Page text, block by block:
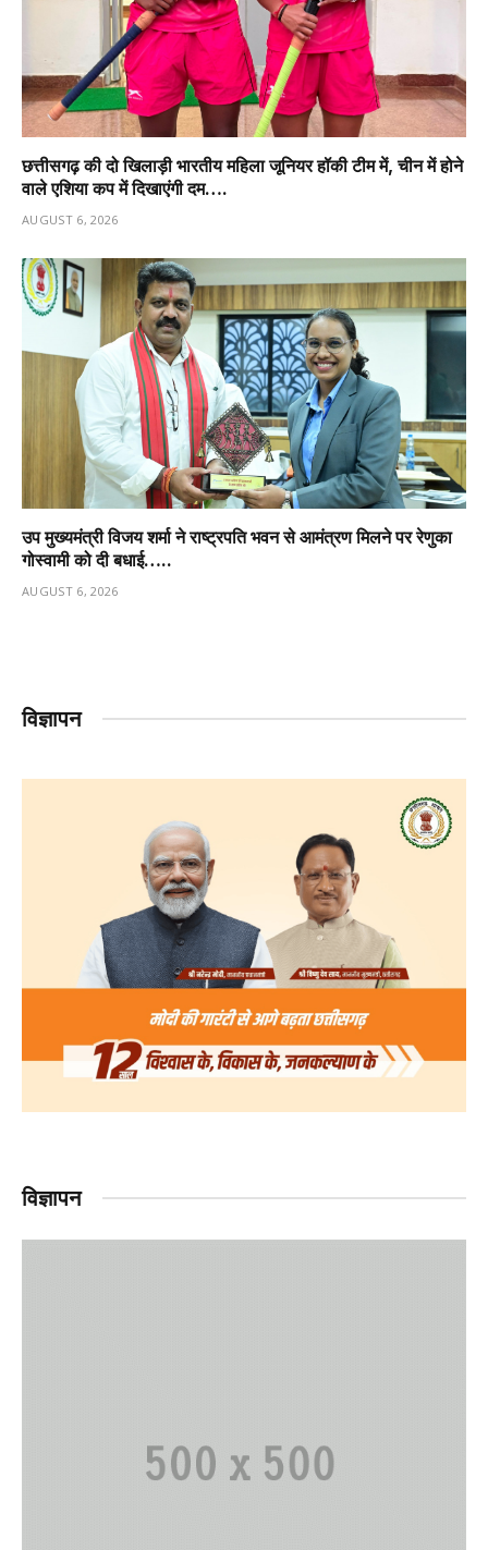
छत्तीसगढ़ की दो खिलाड़ी भारतीय महिला जूनियर हॉकी टीम में, चीन में होने
वाले एशिया कप में दिखाएंगी दम….
AUGUST 6, 2026
उप मुख्यमंत्री विजय शर्मा ने राष्ट्रपति भवन से आमंत्रण मिलने पर रेणुका
गोस्वामी को दी बधाई…..
AUGUST 6, 2026
विज्ञापन
विज्ञापन